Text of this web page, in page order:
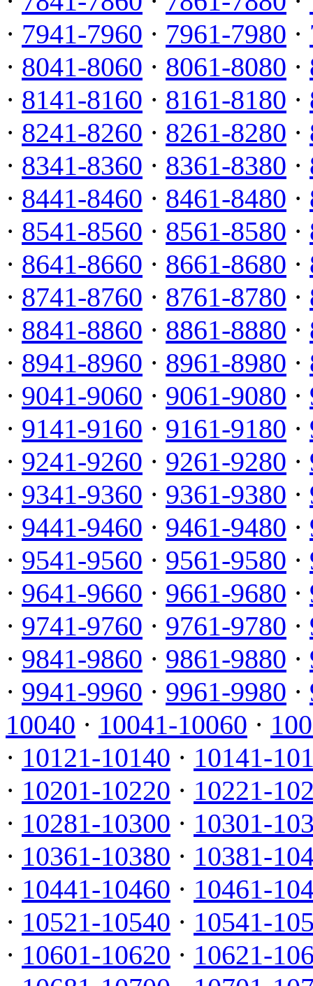
· 7941-7960 · 7961-7980 ·
· 8041-8060 · 8061-8080 ·
· 8141-8160 · 8161-8180 ·
· 8241-8260 · 8261-8280 ·
· 8341-8360 · 8361-8380 ·
· 8441-8460 · 8461-8480 ·
· 8541-8560 · 8561-8580 ·
· 8641-8660 · 8661-8680 ·
· 8741-8760 · 8761-8780 ·
· 8841-8860 · 8861-8880 ·
· 8941-8960 · 8961-8980 ·
· 9041-9060 · 9061-9080 ·
· 9141-9160 · 9161-9180 ·
· 9241-9260 · 9261-9280 ·
· 9341-9360 · 9361-9380 ·
· 9441-9460 · 9461-9480 ·
· 9541-9560 · 9561-9580 ·
· 9641-9660 · 9661-9680 ·
· 9741-9760 · 9761-9780 ·
· 9841-9860 · 9861-9880 ·
· 9941-9960 · 9961-9980 ·
10040 · 10041-10060 ·
· 10121-10140 · 10141-
· 10201-10220 · 10221-
· 10281-10300 · 10301-
· 10361-10380 · 10381-
· 10441-10460 · 10461-
· 10521-10540 · 10541-
· 10601-10620 · 10621-